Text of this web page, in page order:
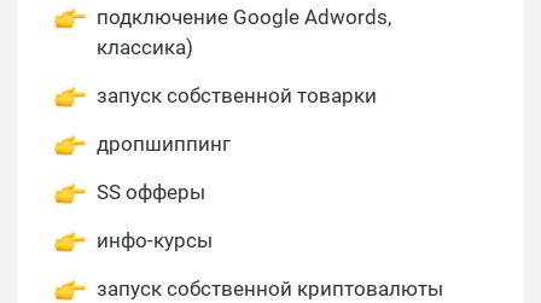
подключение Google Adwords,
классика)
запуск собственной товарки
дропшиппинг
SS офферы
инфо-курсы
запуск собственной криптовалюты